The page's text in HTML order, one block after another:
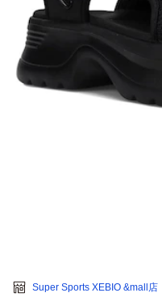
Super Sports XEBIO &mall店